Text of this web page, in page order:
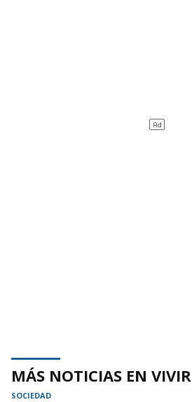
MÁS NOTICIAS EN VIVIR
SOCIEDAD